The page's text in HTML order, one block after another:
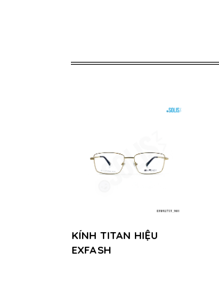
KÍNH TITAN HIỆU
EXFASH